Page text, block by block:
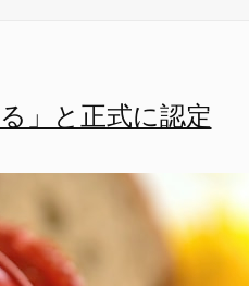
」と正式に認定